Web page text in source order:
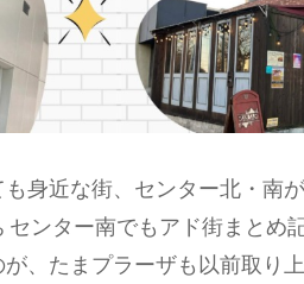
身近な街、センター北・南
ンター南でもアド街まとめ
、たまプラーザも以前取り